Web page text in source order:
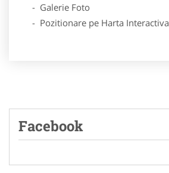
- Galerie Foto
- Pozitionare pe Harta Interactiva
Facebook